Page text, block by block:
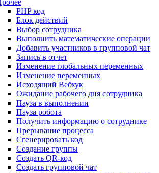
PHP код
Блок действий
Выбор сотрудника
Выполнить математические операции
Добавить участников в групповой чат
Запись в отчет
Изменение глобальных переменных
Изменение переменных
Исходящий Вебхук
Ожидание рабочего дня сотрудника
Пауза в выполнении
Пауза робота
Получить информацию о сотруднике
Прерывание процесса
Сгенерировать код
Создание группы
Создать QR-код
Создать групповой чат